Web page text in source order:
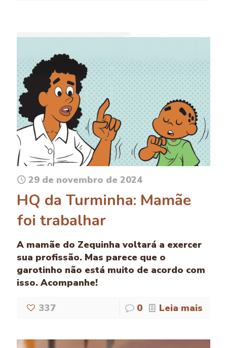
29 de novembro de 2024
HQ da Turminha: Mamãe
foi trabalhar
A mamãe do Zequinha voltará a exercer
sua profissão. Mas parece que o
garotinho não está muito de acordo com
isso. Acompanhe!
337 0 Leia mais